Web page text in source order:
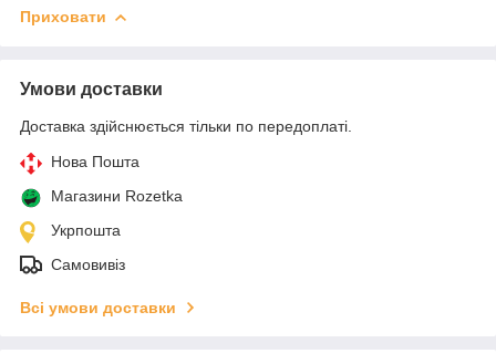
Приховати
Умови доставки
Доставка здійснюється тільки по передоплаті.
Нова Пошта
Магазини Rozetka
Укрпошта
Самовивіз
Всі умови доставки